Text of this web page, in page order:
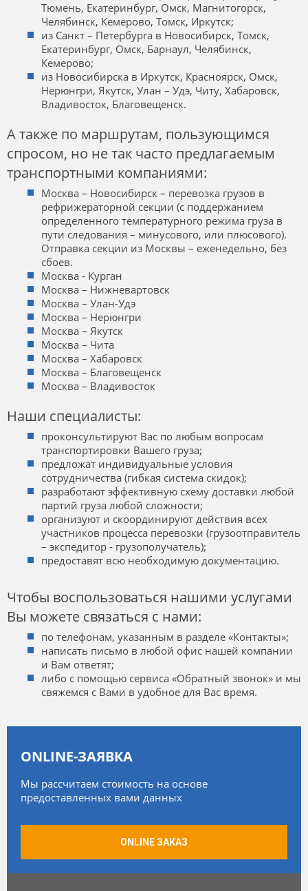
Тюмень, Екатеринбург, Омск, Магнитогорск,
Челябинск, Кемерово, Томск, Иркутск;
из Санкт – Петербурга в Новосибирск, Томск,
Екатеринбург, Омск, Барнаул, Челябинск,
Кемерово;
из Новосибирска в Иркутск, Красноярск, Омск,
Нерюнгри, Якутск, Улан – Удэ, Читу, Хабаровск,
Владивосток, Благовещенск.
А также по маршрутам, пользующимся
спросом, но не так часто предлагаемым
транспортными компаниями:
Москва – Новосибирск – перевозка грузов в
рефрижераторной секции (с поддержанием
определенного температурного режима груза в
пути следования – минусового, или плюсового).
Отправка секции из Москвы – еженедельно, без
сбоев.
Москва - Курган
Москва – Нижневартовск
Москва – Улан-Удэ
Москва – Нерюнгри
Москва – Якутск
Москва – Чита
Москва – Хабаровск
Москва – Благовещенск
Москва – Владивосток
Наши специалисты:
проконсультируют Вас по любым вопросам
транспортировки Вашего груза;
предложат индивидуальные условия
сотрудничества (гибкая система скидок);
разработают эффективную схему доставки любой
партий груза любой сложности;
организуют и скоординируют действия всех
участников процесса перевозки (грузоотправитель
– экспедитор - грузополучатель);
предоставят всю необходимую документацию.
Чтобы воспользоваться нашими услугами
Вы можете связаться с нами:
по телефонам, указанным в разделе «Контакты»;
написать письмо в любой офис нашей компании
и Вам ответят;
либо с помощью сервиса «Обратный звонок» и мы
свяжемся с Вами в удобное для Вас время.
ONLINE-ЗАЯВКА
Мы рассчитаем стоимость на основе
предоставленных вами данных
ONLINE ЗАКАЗ